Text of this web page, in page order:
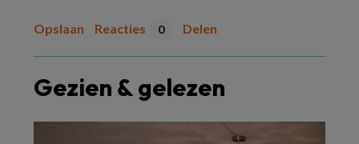
Opslaan Reacties 0 Delen
Gezien & gelezen